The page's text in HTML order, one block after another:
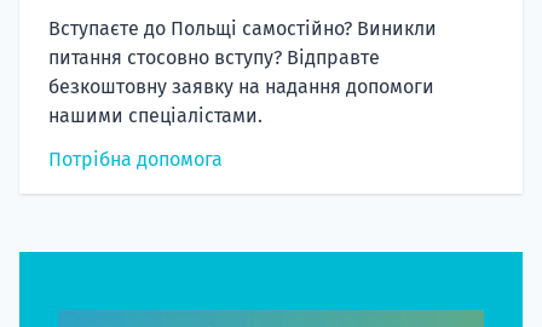
Вступаєте до Польщі самостійно? Виникли
питання стосовно вступу? Відправте
безкоштовну заявку на надання допомоги
нашими спеціалістами.
Потрібна допомога